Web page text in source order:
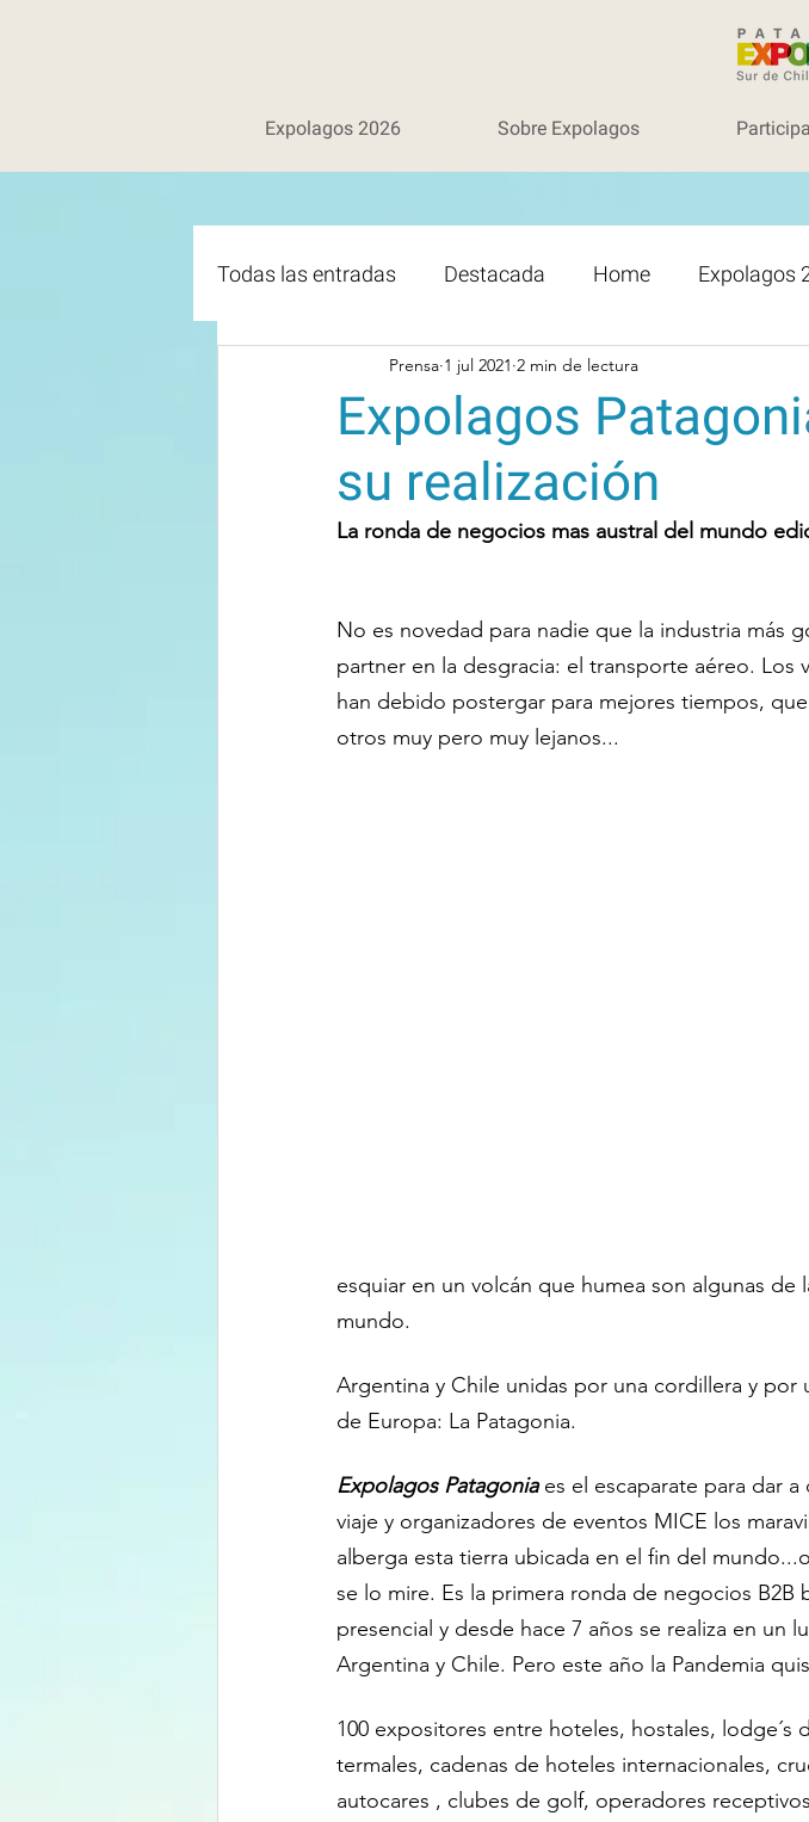
Expolagos 2026 Sobre Expolagos
Todas las entradas Destacada Home Expolagos
Expolagos
su realización
Prensa 1 jul 2021 2 min de lectura
La ronda de negocios mas austral del mundo
No es novedad para nadie que la industria más
partner en la desgracia: el transporte aéreo. Los
han debido postergar para mejores tiempos,
otros muy pero muy lejanos...
esquiar en un volcán que humea son algunas de
mundo.
Argentina y Chile unidas por una cordillera y
de Europa: La Patagonia.
Expolagos Patagonia es el escaparate para dar
viaje y organizadores de eventos MICE los
alberga esta tierra ubicada en el fin del
se lo mire. Es la primera ronda de negocios
presencial y desde hace 7 años se realiza en un
Argentina y Chile. Pero este año la Pandemia
100 expositores entre hoteles, hostales,
termales, cadenas de hoteles internacionales,
autocares , clubes de golf, operadores